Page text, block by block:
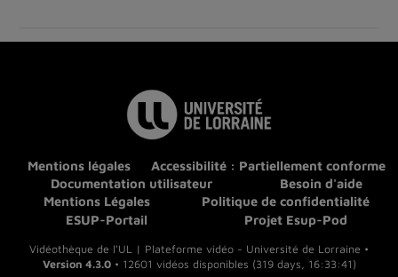
Mentions légales
Accessibilité : Partiellement conforme
Documentation utilisateur
Besoin d'aide
Mentions Légales
Politique de confidentialité
ESUP-Portail
Projet Esup-Pod
Vidéothèque de l'UL | Plateforme vidéo - Université de Lorraine •
Version 4.3.0• 12601 vidéos disponibles (319 days, 16:33:41)